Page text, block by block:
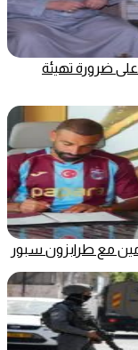
ضرورة تهيئة
مع طرابزون سبور